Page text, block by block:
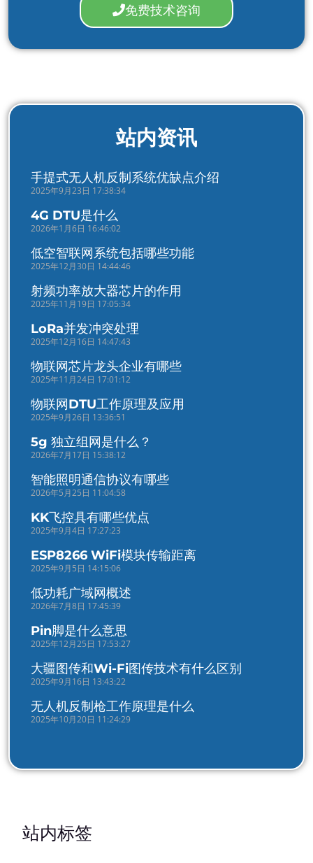
免费技术咨询
站内资讯
手提式无人机反制系统优缺点介绍
2025年9月23日 17:38:34
4G DTU是什么
2026年1月6日 16:46:02
低空智联网系统包括哪些功能
2025年12月30日 14:44:46
射频功率放大器芯片的作用
2025年11月19日 17:05:34
LoRa并发冲突处理
2025年12月16日 14:47:43
物联网芯片龙头企业有哪些
2025年11月24日 17:01:12
物联网DTU工作原理及应用
2025年9月26日 13:36:51
5g 独立组网是什么？
2026年7月17日 15:38:12
智能照明通信协议有哪些
2026年5月25日 11:04:58
KK飞控具有哪些优点
2025年9月4日 17:27:23
ESP8266 WiFi模块传输距离
2025年9月5日 14:15:06
低功耗广域网概述
2026年7月8日 17:45:39
Pin脚是什么意思
2025年12月25日 17:53:27
大疆图传和Wi-Fi图传技术有什么区别
2025年9月16日 13:43:22
无人机反制枪工作原理是什么
2025年10月20日 11:24:29
站内标签